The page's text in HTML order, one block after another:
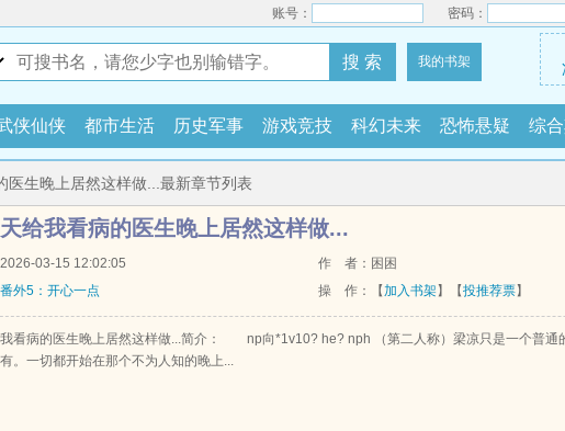
账号： 密码：
搜 索 我的书架
侠仙侠 都市生活 历史军事 游戏竞技 科幻未来 恐怖悬疑 综
医生晚上居然这样做...最新章节列表
给我看病的医生晚上居然这样做...
03-15 12:02:05
作 者：困困
番外5：开心一点 操 作：【加入书架】【投推荐票】
看病的医生晚上居然这样做...简介： np向*1v10? he? nph （第二人称）梁凉只是一个普通
。一切都开始在那个不为人知的晚上...